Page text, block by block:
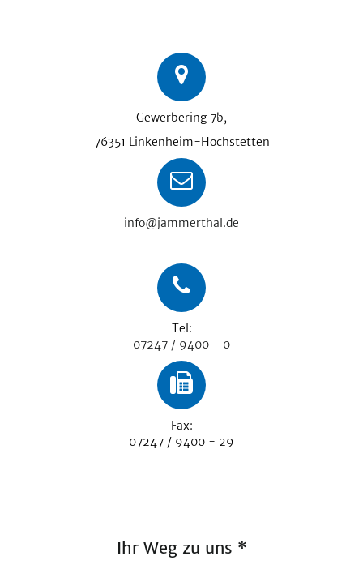
Gewerbering 7b,
76351 Linkenheim-Hochstetten
info@jammerthal.de
Tel:
07247 / 9400 - 0
Fax:
07247 / 9400 - 29
Ihr Weg zu uns *